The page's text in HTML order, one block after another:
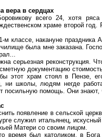
вера в сердцах
всего 24, хотя
храме второй год.
классе, накануне праздника
была мне заказана.
серьезная реконструкция.
документацию
этот храм стоял в Пензе,
ни школы, людям негде
посильную помощь. Они знают,
появление в сельской
служил итальянец,
Матери со своим лицом.
был католиком, в Бога